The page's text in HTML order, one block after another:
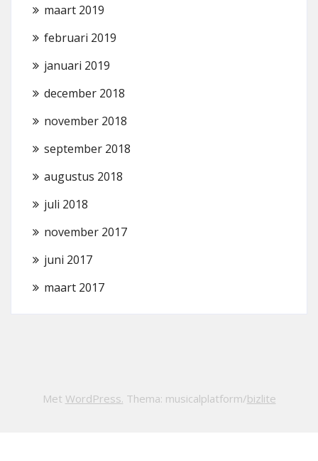
maart 2019
februari 2019
januari 2019
december 2018
november 2018
september 2018
augustus 2018
juli 2018
november 2017
juni 2017
maart 2017
Met WordPress. Thema: musicalplatform/bizlite